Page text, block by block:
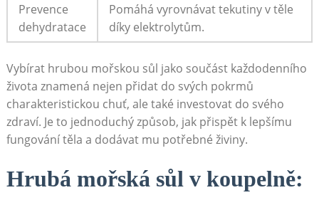
Prevence
dehydratace
Pomáhá vyrovnávat tekutiny v ‍těle
díky elektrolytům.
Vybírat hrubou​ mořskou sůl jako součást každodenního
života znamená nejen přidat do svých pokrmů
charakteristickou chuť, ale také investovat do svého
zdraví. Je to jednoduchý ‌způsob, jak přispět k lepšímu
fungování ⁤těla ‌a dodávat mu potřebné živiny.
Hrubá mořská sůl ‍v koupelně: